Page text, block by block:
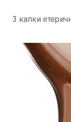
3 капки